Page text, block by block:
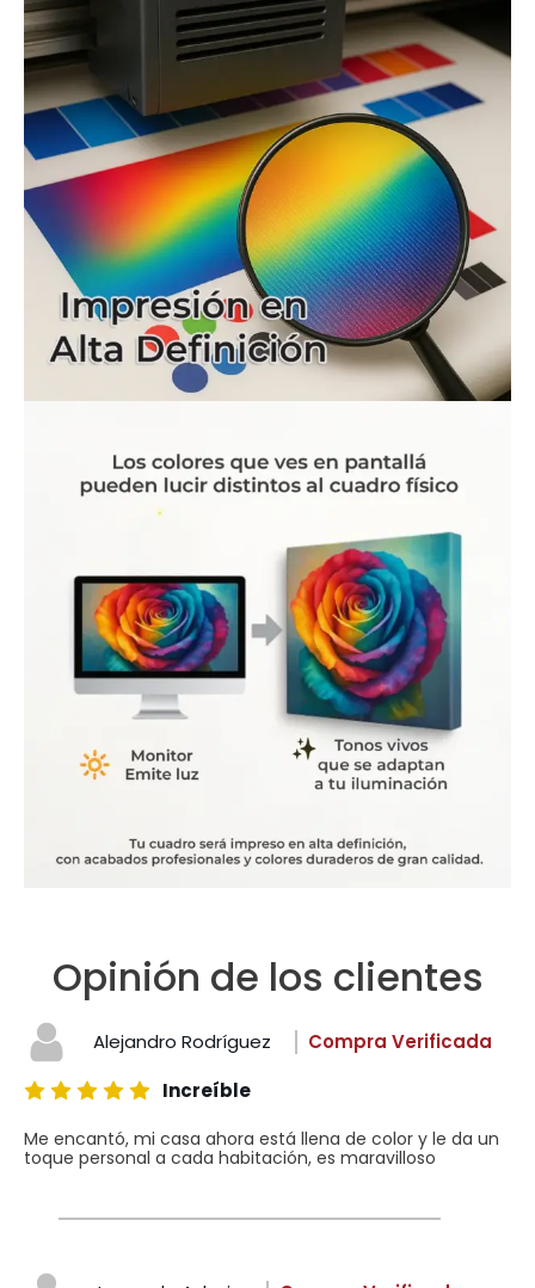
Opinión de los clientes
Alejandro Rodríguez
Compra Verificada
Increíble
Me encantó, mi casa ahora está llena de color y le da un
toque personal a cada habitación, es maravilloso